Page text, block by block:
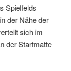
Spielfelds
der Nähe der
sich im
der Startmatte